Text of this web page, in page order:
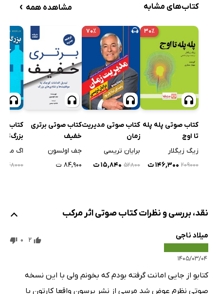
کتاب‌های مشابه مشاهده همه ›
۳۰٪
کتاب صوتی پله پله
تا اوج
زیگ زیگلار
۲۰۹۰۰۰ ۱۴۶,۳۰۰ ت
۷۰٪
کتاب صوتی مدیریت
زمان
برایان تریسی
۵۲۸۰۰ ۱۵,۸۴۰ ت
کتاب صوتی برتری
خفیف
جف اولسون
۸۴,۹۰۰ ت
کتاب
جهان -
اگ
۴۸۰۰۰
نقد، بررسی و نظرات کتاب صوتی اثر مرکب
میلاد ناجی
۱۴۰۵/۰۳/۰۴
2
0
کتابو از جایی امانت گرفته بودم که بخونم ولی با این نسخه
صوتی نظرم عوض شد مرسی از نشر پرسون واقعا کارتون با